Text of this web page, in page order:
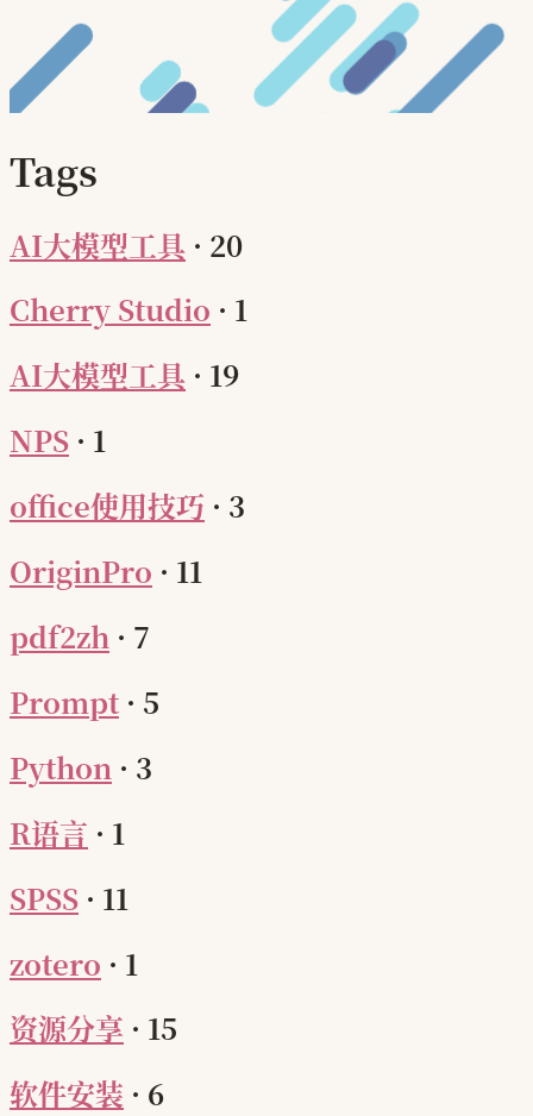
Tags
AI大模型工具 · 20
Cherry Studio · 1
AI大模型工具 · 19
NPS · 1
office使用技巧 · 3
OriginPro · 11
pdf2zh · 7
Prompt · 5
Python · 3
R语言 · 1
SPSS · 11
zotero · 1
资源分享 · 15
软件安装 · 6